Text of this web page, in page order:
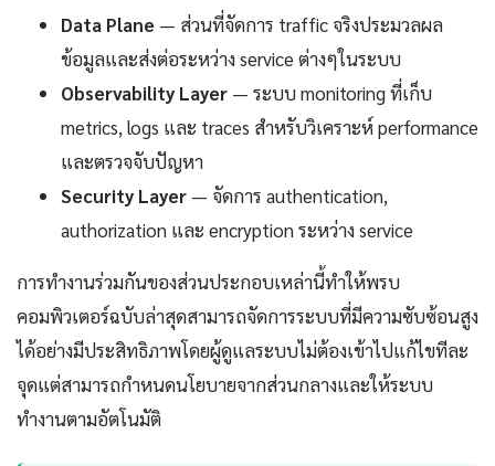
Data Plane — ส่วนที่จัดการ traffic จริงประมวลผล
ข้อมูลและส่งต่อระหว่าง service ต่างๆในระบบ
Observability Layer — ระบบ monitoring ที่เก็บ
metrics, logs และ traces สำหรับวิเคราะห์ performance
และตรวจจับปัญหา
Security Layer — จัดการ authentication,
authorization และ encryption ระหว่าง service
การทำงานร่วมกันของส่วนประกอบเหล่านี้ทำให้พรบ
คอมพิวเตอร์ฉบับล่าสุดสามารถจัดการระบบที่มีความซับซ้อนสูง
ได้อย่างมีประสิทธิภาพโดยผู้ดูแลระบบไม่ต้องเข้าไปแก้ไขทีละ
จุดแต่สามารถกำหนดนโยบายจากส่วนกลางและให้ระบบ
ทำงานตามอัตโนมัติ